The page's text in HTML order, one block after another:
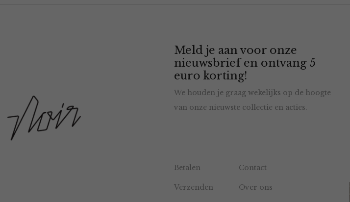
Meld je aan voor onze
nieuwsbrief en ontvang 5
euro korting!
We houden je graag wekelijks op de hoogte
van onze nieuwste collectie en acties.
Betalen Contact
Verzenden Over ons